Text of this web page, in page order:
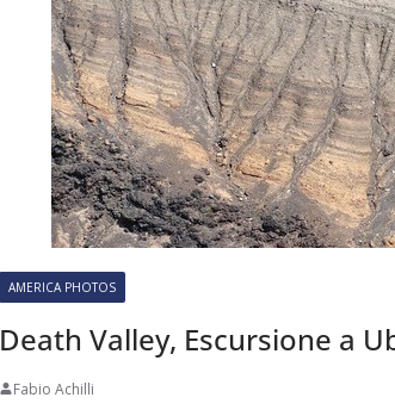
AMERICA PHOTOS
Death Valley, Escursione a
Fabio Achilli